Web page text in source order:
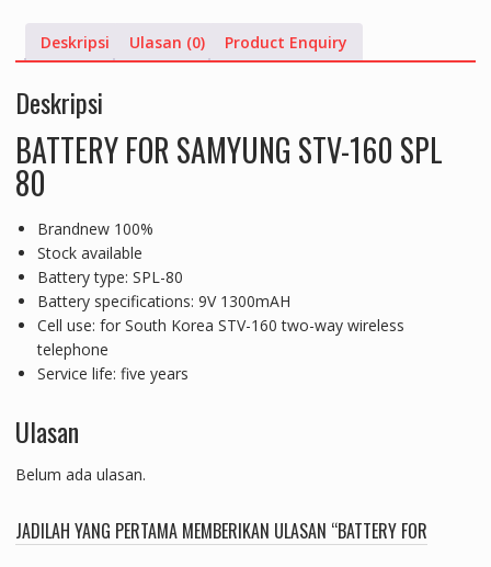
Deskripsi Ulasan (0) Product Enquiry
Deskripsi
BATTERY FOR SAMYUNG STV-160 SPL
80
Brandnew 100%
Stock available
Battery type: SPL-80
Battery specifications: 9V 1300mAH
Cell use: for South Korea STV-160 two-way wireless
telephone
Service life: five years
Ulasan
Belum ada ulasan.
JADILAH YANG PERTAMA MEMBERIKAN ULASAN “BATTERY FOR